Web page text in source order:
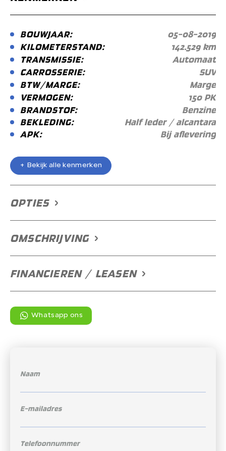
BOUWJAAR:
05-08-2019
KILOMETERSTAND:
142.529 km
TRANSMISSIE:
Automaat
CARROSSERIE:
SUV
BTW/MARGE:
Marge
VERMOGEN:
150 PK
BRANDSTOF:
Benzine
BEKLEDING:
Half leder / alcantara
APK:
Bij aflevering
+ Bekijk alle kenmerken
+ Bekijk alle kenmerken
OPTIES
OMSCHRIJVING
FINANCIEREN / LEASEN
Whatsapp ons